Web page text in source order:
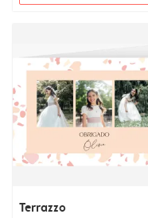
Terrazzo